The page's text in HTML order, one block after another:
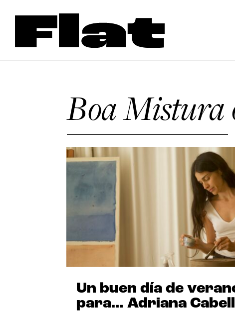
Boa Mistura
Un buen día de
para… Adriana